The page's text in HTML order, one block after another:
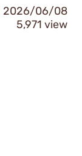
2026/06/08
5,971 view